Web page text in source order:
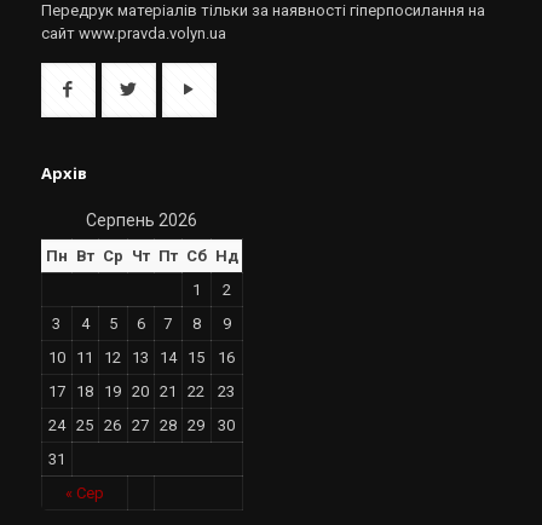
Передрук матеріалів тільки за наявності гіперпосилання на
сайт www.pravda.volyn.ua
Архів
Серпень 2026
Пн Вт Ср Чт Пт Сб Нд
« Сер
1
2
3
4 5 6 7 8
9
10
11 12 13 14 15
16
17
18 19 20 21 22
23
24
25 26 27 28 29
30
31